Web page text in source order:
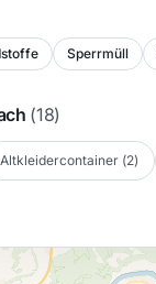
Sperrmüll
(18)
Altkleidercontainer (2)